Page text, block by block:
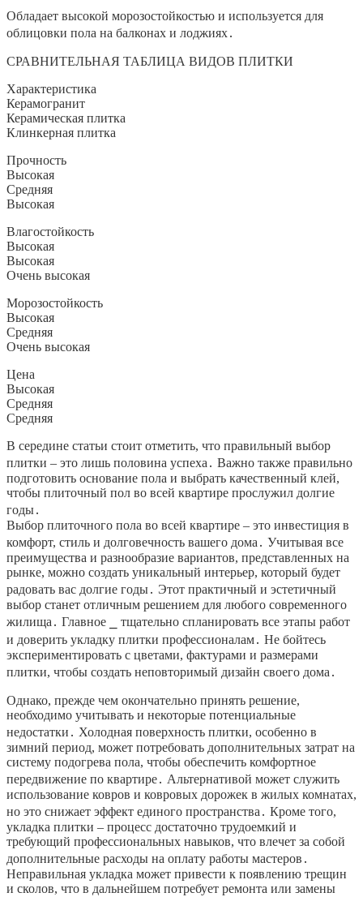
Обладает высокой морозостойкостью и используется для
облицовки пола на балконах и лоджиях․
СРАВНИТЕЛЬНАЯ ТАБЛИЦА ВИДОВ ПЛИТКИ
Характеристика
Керамогранит
Керамическая плитка
Клинкерная плитка
Прочность
Высокая
Средняя
Высокая
Влагостойкость
Высокая
Высокая
Очень высокая
Морозостойкость
Высокая
Средняя
Очень высокая
Цена
Высокая
Средняя
Средняя
В середине статьи стоит отметить, что правильный выбор
плитки – это лишь половина успеха․ Важно также правильно
подготовить основание пола и выбрать качественный клей,
чтобы плиточный пол во всей квартире прослужил долгие
годы․
Выбор плиточного пола во всей квартире – это инвестиция в
комфорт, стиль и долговечность вашего дома․ Учитывая все
преимущества и разнообразие вариантов, представленных на
рынке, можно создать уникальный интерьер, который будет
радовать вас долгие годы․ Этот практичный и эстетичный
выбор станет отличным решением для любого современного
жилища․ Главное ⎯ тщательно спланировать все этапы работ
и доверить укладку плитки профессионалам․ Не бойтесь
экспериментировать с цветами, фактурами и размерами
плитки, чтобы создать неповторимый дизайн своего дома․
Однако, прежде чем окончательно принять решение,
необходимо учитывать и некоторые потенциальные
недостатки․ Холодная поверхность плитки, особенно в
зимний период, может потребовать дополнительных затрат на
систему подогрева пола, чтобы обеспечить комфортное
передвижение по квартире․ Альтернативой может служить
использование ковров и ковровых дорожек в жилых комнатах,
но это снижает эффект единого пространства․ Кроме того,
укладка плитки – процесс достаточно трудоемкий и
требующий профессиональных навыков, что влечет за собой
дополнительные расходы на оплату работы мастеров․
Неправильная укладка может привести к появлению трещин
и сколов, что в дальнейшем потребует ремонта или замены